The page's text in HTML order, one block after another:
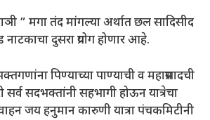
” मगा तंद मांगल्या अर्थात छल सादिसीद
दुसरा प्रयोग होणार आहे.
पिण्याच्या पाण्याची व महाप्रसादची
सदभक्तांनी सहभागी होऊन यात्रेचा
जय हनुमान कारुणी यात्रा पंचकमिटीनी